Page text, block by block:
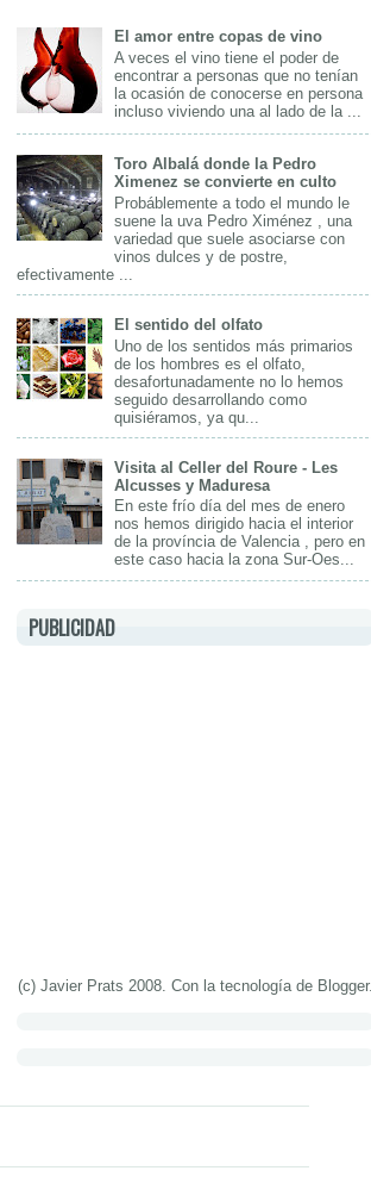
El amor entre copas de vino
A veces el vino tiene el poder de
encontrar a personas que no tenían
la ocasión de conocerse en persona
incluso viviendo una al lado de la ...
Toro Albalá donde la Pedro
Ximenez se convierte en culto
Probáblemente a todo el mundo le
suene la uva Pedro Ximénez , una
variedad que suele asociarse con
vinos dulces y de postre,
efectivamente ...
El sentido del olfato
Uno de los sentidos más primarios
de los hombres es el olfato,
desafortunadamente no lo hemos
seguido desarrollando como
quisiéramos, ya qu...
Visita al Celler del Roure - Les
Alcusses y Maduresa
En este frío día del mes de enero
nos hemos dirigido hacia el interior
de la província de Valencia , pero en
este caso hacia la zona Sur-Oes...
PUBLICIDAD
(c) Javier Prats 2008. Con la tecnología de Blogger.